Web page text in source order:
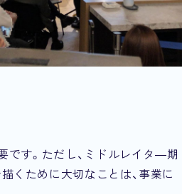
です。ただし、ミドルレイタ―期
くために大切なことは、事業に